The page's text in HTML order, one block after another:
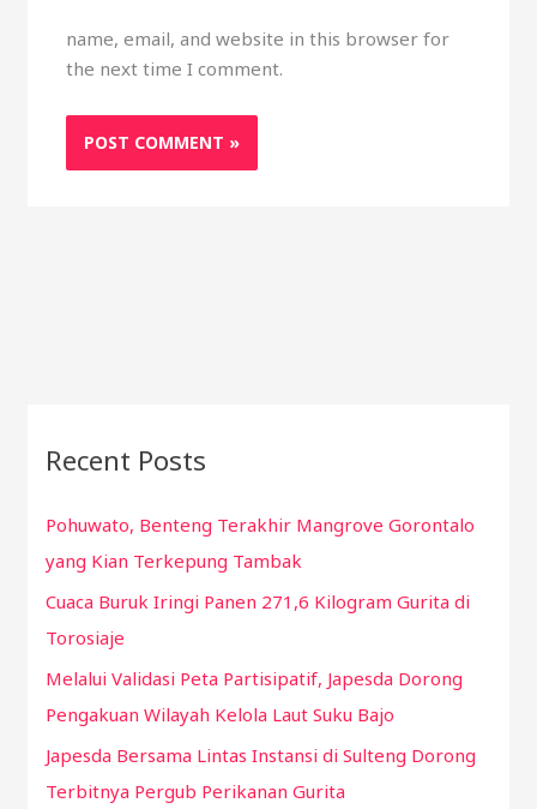
name, email, and website in this browser for
the next time I comment.
Recent Posts
Pohuwato, Benteng Terakhir Mangrove Gorontalo
yang Kian Terkepung Tambak
Cuaca Buruk Iringi Panen 271,6 Kilogram Gurita di
Torosiaje
Melalui Validasi Peta Partisipatif, Japesda Dorong
Pengakuan Wilayah Kelola Laut Suku Bajo
Japesda Bersama Lintas Instansi di Sulteng Dorong
Terbitnya Pergub Perikanan Gurita